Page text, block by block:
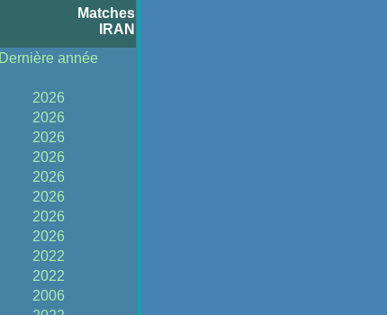
Matches
IRAN
Dernière année
2026
2026
2026
2026
2026
2026
2026
2026
2022
2022
2006